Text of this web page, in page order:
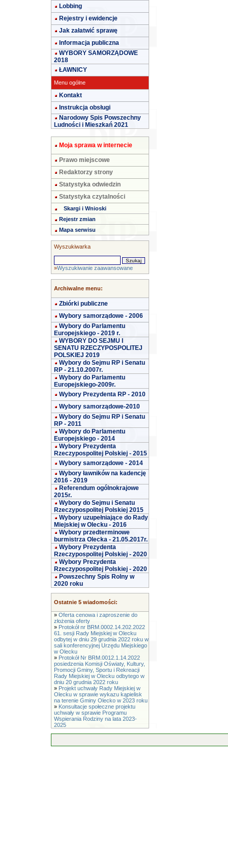
Lobbing
Rejestry i ewidencje
Jak załatwić sprawę
Informacja publiczna
WYBORY SAMORZĄDOWE
2018
ŁAWNICY
Menu ogólne
Kontakt
Instrukcja obsługi
Narodowy Spis Powszechny
Ludności i Mieszkań 2021
Moja sprawa w internecie
Prawo miejscowe
Redaktorzy strony
Statystyka odwiedzin
Statystyka czytalności
Skargi i Wnioski
Rejestr zmian
Mapa serwisu
Wyszukiwarka
»Wyszukiwanie zaawansowane
Archiwalne menu:
Zbiórki publiczne
Wybory samorządowe - 2006
Wybory do Parlamentu
Europejskiego - 2019 r.
WYBORY DO SEJMU I
SENATU RZECZYPOSPOLITEJ
POLSKIEJ 2019
Wybory do Sejmu RP i Senatu
RP - 21.10.2007r.
Wybory do Parlamentu
Europejskiego-2009r.
Wybory Prezydenta RP - 2010
Wybory samorządowe-2010
Wybory do Sejmu RP i Senatu
RP - 2011
Wybory do Parlamentu
Europejskiego - 2014
Wybory Prezydenta
Rzeczypospolitej Polskiej - 2015
Wybory samorządowe - 2014
Wybory ławników na kadencję
2016 - 2019
Referendum ogólnokrajowe
2015r.
Wybory do Sejmu i Senatu
Rzeczypospolitej Polskiej 2015
Wybory uzupełniające do Rady
Miejskiej w Olecku - 2016
Wybory przedterminowe
burmistrza Olecka - 21.05.2017r.
Wybory Prezydenta
Rzeczypospolitej Polskiej - 2020
Wybory Prezydenta
Rzeczypospolitej Polskiej - 2020
Powszechny Spis Rolny w
2020 roku
Ostatnie 5 wiadomości:
» Oferta cenowa i zaproszenie do
złożenia oferty
» Protokół nr BRM.0002.14.202.2022
61. sesji Rady Miejskiej w Olecku
odbytej w dniu 29 grudnia 2022 roku w
sali konferencyjnej Urzędu Miejskiego
w Olecku
» Protokół Nr BRM.0012.1.14.2022
posiedzenia Komisji Oświaty, Kultury,
Promocji Gminy, Sportu i Rekreacji
Rady Miejskiej w Olecku odbytego w
dniu 20 grudnia 2022 roku
» Projekt uchwały Rady Miejskiej w
Olecku w sprawie wykazu kąpielisk
na terenie Gminy Olecko w 2023 roku
» Konsultacje społeczne projektu
uchwały w sprawie Programu
Wspierania Rodziny na lata 2023-
2025